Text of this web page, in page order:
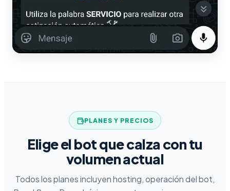
PLANES Y PRECIOS
Elige el bot que calza con tu
volumen actual
Todos los planes incluyen hosting, operación del bot,